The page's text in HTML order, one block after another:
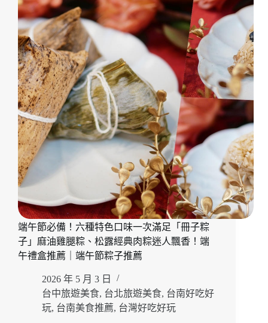
全
新
據
點
開
箱！
走
進
2.0
升
級
版
「立
達
信
社-
台
北
分
司」
寬
敞
端午節必備！六種特色口味一次滿足「冊子粽
子」麻油雞腿粽、松露經典肉粽迷人飄香！端
午禮盒推薦｜端午節粽子推薦
2026 年 5 月 3 日
台中旅遊美食, 台北旅遊美食, 台南好吃好
玩, 台南美食推薦, 台灣好吃好玩